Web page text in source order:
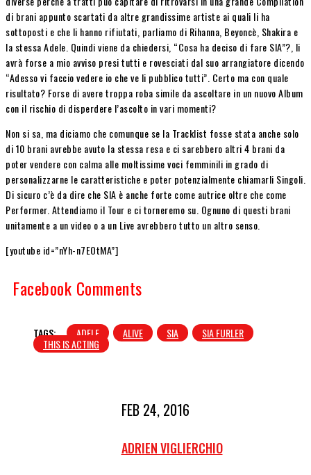
di brani appunto scartati da altre grandissime artiste ai quali li ha
sottoposti e che li hanno rifiutati, parliamo di Rihanna, Beyoncè, Shakira e
la stessa Adele. Quindi viene da chiedersi, “Cosa ha deciso di fare SIA”?, li
avrà forse a mio avviso presi tutti e rovesciati dal suo arrangiatore dicendo
“Adesso vi faccio vedere io che ve li pubblico tutti”. Certo ma con quale
risultato? Forse di avere troppa roba simile da ascoltare in un nuovo Album
con il rischio di disperdere l’ascolto in vari momenti?
Non si sa, ma diciamo che comunque se la Tracklist fosse stata anche solo
di 10 brani avrebbe avuto la stessa resa e ci sarebbero altri 4 brani da
poter vendere con calma alle moltissime voci femminili in grado di
personalizzarne le caratteristiche e poter potenzialmente chiamarli Singoli.
Di sicuro c’è da dire che SIA è anche forte come autrice oltre che come
Performer. Attendiamo il Tour e ci torneremo su. Ognuno di questi brani
unitamente a un video o a un Live avrebbero tutto un altro senso.
[youtube id=”nYh-n7EOtMA”]
Facebook Comments
TAGS: ADELE ALIVE SIA SIA FURLER
THIS IS ACTING
FEB 24, 2016
ADRIEN VIGLIERCHIO